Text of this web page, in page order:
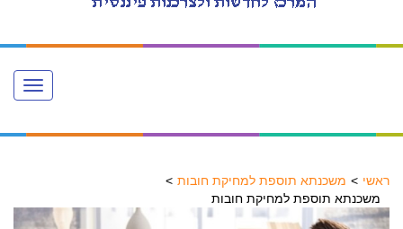
Toggle
navigation
ראשי
משכנתא תוספת למחיקת חובות
משכנתא תוספת למחיקת חובות